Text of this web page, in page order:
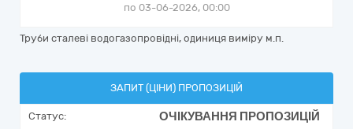
по 03-06-2026, 00:00
Труби сталеві водогазопровідні, одиниця виміру м.п.
ЗАПИТ (ЦІНИ) ПРОПОЗИЦІЙ
Статус: ОЧІКУВАННЯ ПРОПОЗИЦІЙ